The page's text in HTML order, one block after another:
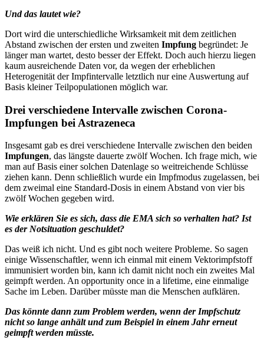
Und das lautet wie?
Dort wird die unterschiedliche Wirksamkeit mit dem zeitlichen
Abstand zwischen der ersten und zweiten Impfung begründet: Je
länger man wartet, desto besser der Effekt. Doch auch hierzu liegen
kaum ausreichende Daten vor, da wegen der erheblichen
Heterogenität der Impfintervalle letztlich nur eine Auswertung auf
Basis kleiner Teilpopulationen möglich war.
Drei verschiedene Intervalle zwischen Corona-
Impfungen bei Astrazeneca
Insgesamt gab es drei verschiedene Intervalle zwischen den beiden
Impfungen, das längste dauerte zwölf Wochen. Ich frage mich, wie
man auf Basis einer solchen Datenlage so weitreichende Schlüsse
ziehen kann. Denn schließlich wurde ein Impfmodus zugelassen, bei
dem zweimal eine Standard-Dosis in einem Abstand von vier bis
zwölf Wochen gegeben wird.
Wie erklären Sie es sich, dass die EMA sich so verhalten hat? Ist
es der Notsituation geschuldet?
Das weiß ich nicht. Und es gibt noch weitere Probleme. So sagen
einige Wissenschaftler, wenn ich einmal mit einem Vektorimpfstoff
immunisiert worden bin, kann ich damit nicht noch ein zweites Mal
geimpft werden. An opportunity once in a lifetime, eine einmalige
Sache im Leben. Darüber müsste man die Menschen aufklären.
Das könnte dann zum Problem werden, wenn der Impfschutz
nicht so lange anhält und zum Beispiel in einem Jahr erneut
geimpft werden müsste.